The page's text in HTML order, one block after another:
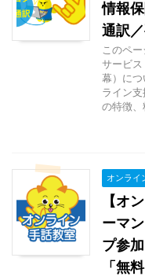
情報
通訳
このペ
サービ
幕）に
ライン
の特徴
オンライ
【オ
ーマ
プ参
「無